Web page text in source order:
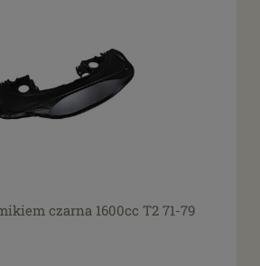
czarna 1600cc T2 71-79